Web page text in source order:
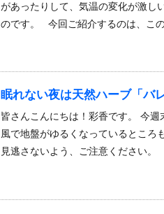
があったりして、気温の変化が激し
のです。 今回ご紹介するのは、こ
眠れない夜は天然ハーブ「バ
皆さんこんにちは！彩香です。 今
風で地盤がゆるくなっているところ
見逃さないよう、ご注意ください